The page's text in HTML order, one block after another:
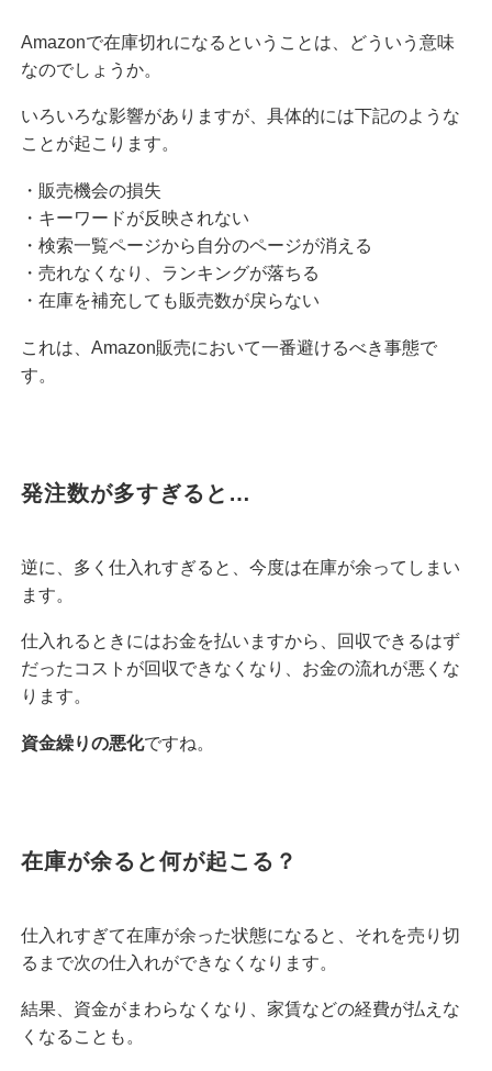
Amazonで在庫切れになるということは、どういう意味
なのでしょうか。
いろいろな影響がありますが、具体的には下記のような
ことが起こります。
・販売機会の損失
・キーワードが反映されない
・検索一覧ページから自分のページが消える
・売れなくなり、ランキングが落ちる
・在庫を補充しても販売数が戻らない
これは、Amazon販売において一番避けるべき事態で
す。
発注数が多すぎると…
逆に、多く仕入れすぎると、今度は在庫が余ってしまい
ます。
仕入れるときにはお金を払いますから、回収できるはず
だったコストが回収できなくなり、お金の流れが悪くな
ります。
資金繰りの悪化ですね。
在庫が余ると何が起こる？
仕入れすぎて在庫が余った状態になると、それを売り切
るまで次の仕入れができなくなります。
結果、資金がまわらなくなり、家賃などの経費が払えな
くなることも。